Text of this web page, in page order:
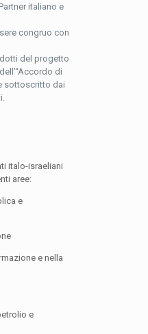
italiano e
congruo con
del progetto
di
sottoscritto dai
italo-israeliani
aree:
e
e nella
e